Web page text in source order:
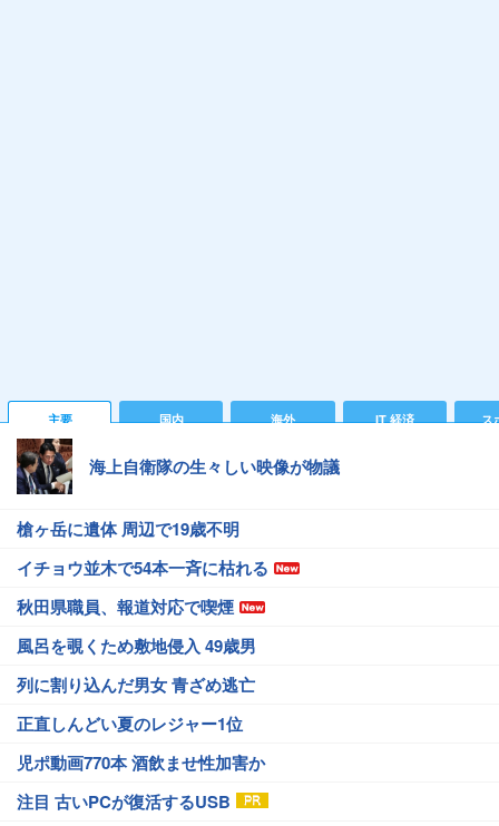
主要 国内 海外 IT 経済 ス
海上自衛隊の生々しい映像が物議
槍ヶ岳に遺体 周辺で19歳不明
イチョウ並木で54本一斉に枯れる
秋田県職員、報道対応で喫煙
風呂を覗くため敷地侵入 49歳男
列に割り込んだ男女 青ざめ逃亡
正直しんどい夏のレジャー1位
児ポ動画770本 酒飲ませ性加害か
注目 古いPCが復活するUSB